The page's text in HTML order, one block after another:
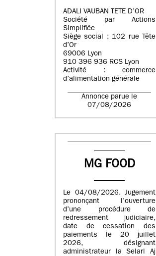
ADALI VAUBAN TETE D’OR
Société par Actions
Simplifiée
Siège social : 102 rue Tête
d’Or
69006 Lyon
910 396 936 RCS Lyon
Activité : commerce
d’alimentation générale
Annonce parue le
07/08/2026
MG FOOD
Le 04/08/2026. Jugement
prononçant l’ouverture
d’une procédure de
redressement judiciaire,
date de cessation des
paiements le 20 juillet
2026, désignant
administrateur la Selarl Aj